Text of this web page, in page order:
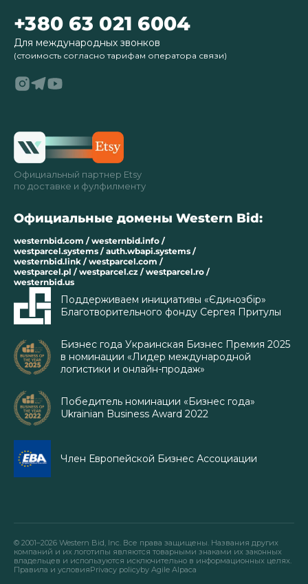
+380 63 021 6004
Для международных звонков
(стоимость согласно тарифам оператора связи)
Официальный партнер Etsy
по доставке и фулфилменту
Официальные домены Western Bid:
westernbid.com / westernbid.info /
westparcel.systems / auth.wbapi.systems /
westernbid.link / westparcel.com /
westparcel.pl / westparcel.cz / westparcel.ro /
westernbid.us
Поддерживаем инициативы «Єдинозбір»
Благотворительного фонду Сергея Притулы
Бизнес года Украинская Бизнес Премия 2025
в номинации «Лидер международной
логистики и онлайн-продаж»
Победитель номинации «Бизнес года»
Ukrainian Business Award 2022
Член Европейской Бизнес Ассоциации
© 2001–2026 Western Bid, Inc. Все права защищены. Названия других
компаний и их логотипы являются товарными знаками их законных
владельцев и используются исключительно в информационных целях.
Правила и условияPrivacy policyby Agile Alpaca